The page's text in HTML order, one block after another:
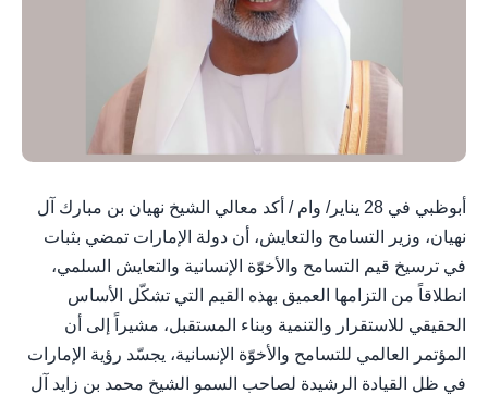
أبوظبي في 28 يناير/ وام / أكد معالي الشيخ نهيان بن مبارك آل
نهيان، وزير التسامح والتعايش، أن دولة الإمارات تمضي بثبات
في ترسيخ قيم التسامح والأخوّة الإنسانية والتعايش السلمي،
انطلاقاً من التزامها العميق بهذه القيم التي تشكّل الأساس
الحقيقي للاستقرار والتنمية وبناء المستقبل، مشيراً إلى أن
المؤتمر العالمي للتسامح والأخوّة الإنسانية، يجسّد رؤية الإمارات
في ظل القيادة الرشيدة لصاحب السمو الشيخ محمد بن زايد آل